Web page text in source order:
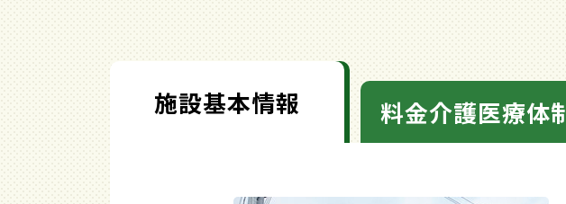
施設基本情報 料金介護医療体